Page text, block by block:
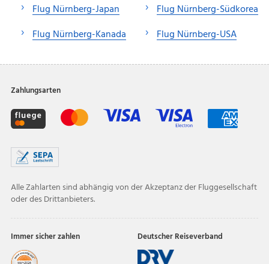
Flug Nürnberg-Japan
Flug Nürnberg-Kanada
Flug Nürnberg-Südkorea
Flug Nürnberg-USA